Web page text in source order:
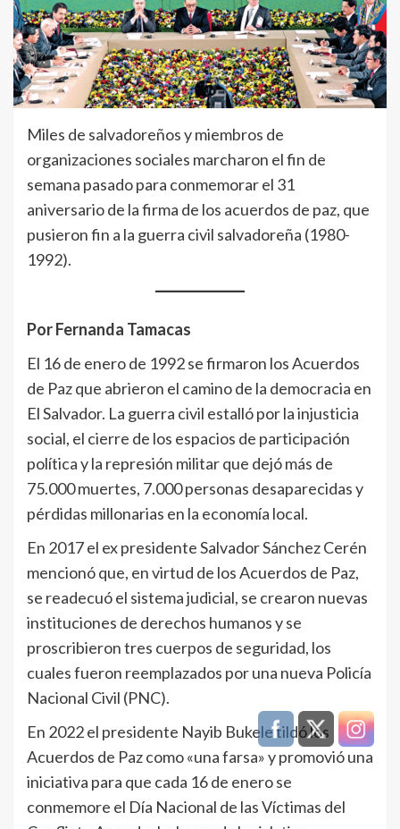
Miles de salvadoreños y miembros de
organizaciones sociales marcharon el fin de
semana pasado para conmemorar el 31
aniversario de la firma de los acuerdos de paz, que
pusieron fin a la guerra civil salvadoreña (1980-
1992).
Por Fernanda Tamacas
El 16 de enero de 1992 se firmaron los Acuerdos
de Paz que abrieron el camino de la democracia en
El Salvador. La guerra civil estalló por la injusticia
social, el cierre de los espacios de participación
política y la represión militar que dejó más de
75.000 muertes, 7.000 personas desaparecidas y
pérdidas millonarias en la economía local.
En 2017 el ex presidente Salvador Sánchez Cerén
mencionó que, en virtud de los Acuerdos de Paz,
se readecuó el sistema judicial, se crearon nuevas
instituciones de derechos humanos y se
proscribieron tres cuerpos de seguridad, los
cuales fueron reemplazados por una nueva Policía
Nacional Civil (PNC).
En 2022 el presidente Nayib Bukele tildó los
Acuerdos de Paz como «una farsa» y promovió una
iniciativa para que cada 16 de enero se
conmemore el Día Nacional de las Víctimas del